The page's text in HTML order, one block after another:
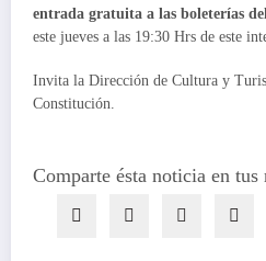
entrada gratuita a las boleterías
este jueves a las 19:30 Hrs de este
Invita la Dirección de Cultura y
Constitución.
Comparte ésta noticia en tus